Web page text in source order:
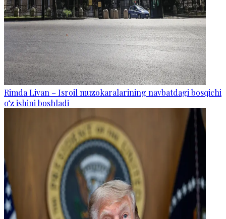
Rimda Livan – Isroil muzokaralarining navbatdagi bosqichi
o‘z ishini boshladi